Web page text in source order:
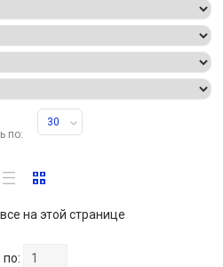
по:
30
на этой странице
по: